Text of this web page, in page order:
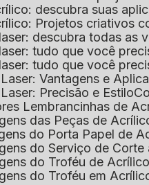
descubra suas
Projetos criativos
laser: descubra todas as
laser: tudo que você
laser: tudo que você
Laser: Vantagens e
Precisão e Estilo
Lembrancinhas de
das Peças de
do Porta Papel de
do Serviço de
do Troféu de
do Troféu em